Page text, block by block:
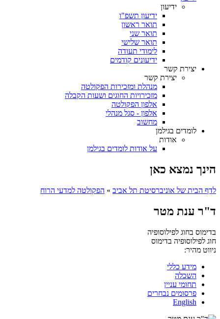
ידיעון
ידיעון תשפ"ו
תואר ראשון
תואר שני
תואר שלישי
לימודי תעודה
ידיעונים קודמים
יצירת קשר
יצירת קשר
מנהלת ומזכירות הפקולטה
מזכירויות החוגים ושעות הקבלה
אלפון הפקולטה
אלפון - סגל מנהלי
מחשוב
לומדים בגילמן
אודות
על אודות לומדים בגילמן
הינך נמצא כאן
לדף הבית של אוניברסיטת תל אביב » הפקולטה למדעי הרוח
ד"ר ענת מטר
בדימוס בחוג לפילוסופיה
חוג לפילוסופיה בדימוס
ניווט מהיר:
מידע כללי
השכלה
תחומי עניין
פרסומים נבחרים
English